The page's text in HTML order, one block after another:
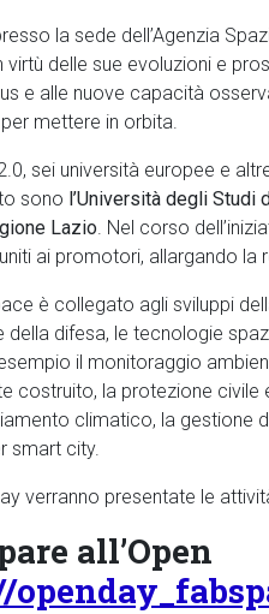
la sede dell’Agenzia
delle sue evoluzioni e
e alle nuove capacità
mettere in orbita.
sei università europee e
sono l’Università degli Studi
Lazio . Nel corso
ai promotori, allargando la
è collegato agli sviluppi
della difesa, le tecnologie
il monitoraggio
costruito, la protezione
climatico, la gestione
smart city.
verranno presentate le
all’Open